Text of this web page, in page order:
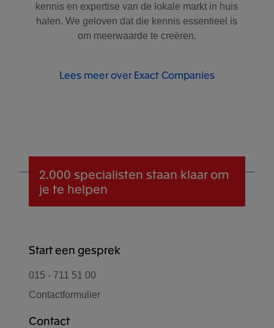
kennis en expertise van de lokale markt in huis
halen. We geloven dat die kennis essentieel is
om meerwaarde te creëren.
Lees meer over Exact Companies
2.000 specialisten staan klaar om
je te helpen
Start een gesprek
015 - 711 51 00
Contactformulier
Contact